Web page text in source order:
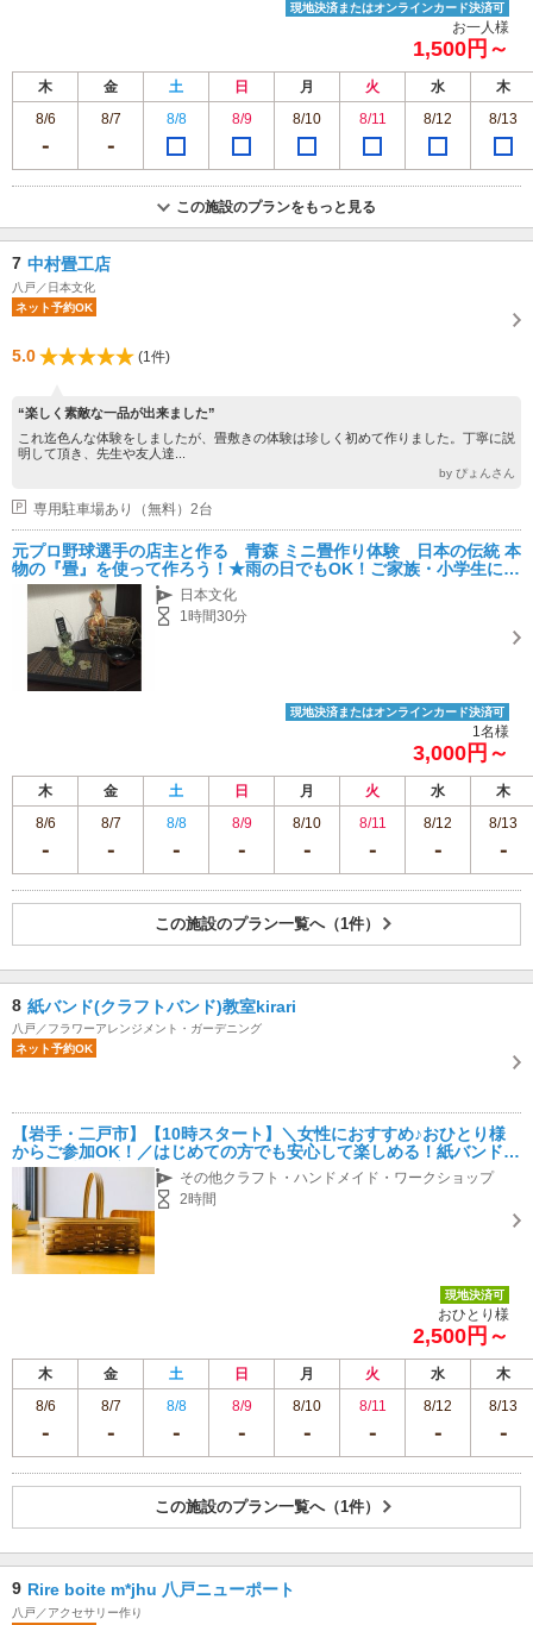
現地決済またはオンラインカード決済可
お一人様
1,500円～
木 金 土 日 月 火 水
木
8/6
8/7 8/8 8/9 8/10 8/11 8/12 8/13
この施設のプランをもっと見る
7 中村畳工店
八戸／日本文化
ネット予約OK
5.0 (1件)
“楽しく素敵な一品が出来ました”
これ迄色んな体験をしましたが、畳敷きの体験は珍しく初めて作りました。丁寧に説
明して頂き、先生や友人達...
by ぴょんさん
専用駐車場あり（無料）2台
元プロ野球選手の店主と作る 青森 ミニ畳作り体験 日本の伝統 本
物の『畳』を使って作ろう！★雨の日でもOK！ご家族・小学生にも
おすすめ★Mini Tatami Making Experience
日本文化
1時間30分
現地決済またはオンラインカード決済可
1名様
3,000円～
木 金 土 日 月 火 水
木
8/6
8/7 8/8 8/9 8/10 8/11 8/12 8/13
この施設のプラン一覧へ（1件）
8 紙バンド(クラフトバンド)教室kirari
八戸／フラワーアレンジメント・ガーデニング
ネット予約OK
【岩手・二戸市】【10時スタート】＼女性におすすめ♪おひとり様
からご参加OK！／はじめての方でも安心して楽しめる！紙バンドク
ラフト手芸教室♪
その他クラフト・ハンドメイド・ワークショップ
2時間
現地決済可
おひとり様
2,500円～
木 金 土 日 月 火 水
木
8/6
8/7 8/8 8/9 8/10 8/11 8/12 8/13
この施設のプラン一覧へ（1件）
9 Rire boite m*jhu 八戸ニューポート
八戸／アクセサリー作り